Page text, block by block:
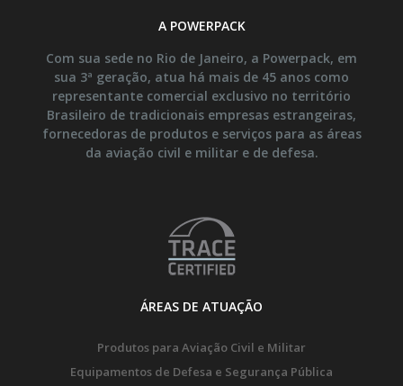
A POWERPACK
Com sua sede no Rio de Janeiro, a Powerpack, em
sua 3ª geração, atua há mais de 45 anos como
representante comercial exclusivo no território
Brasileiro de tradicionais empresas estrangeiras,
fornecedoras de produtos e serviços para as áreas
da aviação civil e militar e de defesa.
ÁREAS DE ATUAÇÃO
Produtos para Aviação Civil e Militar
Equipamentos de Defesa e Segurança Pública